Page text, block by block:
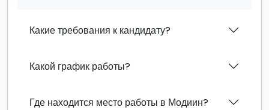
Какие требования к кандидату?
Какой график работы?
Где находится место работы в Модиин?